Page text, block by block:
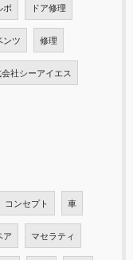
ボ ドア修理
ンツ 修理
社シーアイエス
コンセプト 車
ア マセラティ